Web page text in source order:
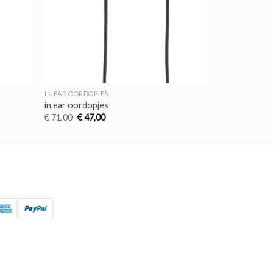
IN EAR OORDOPJES
in ear oordopjes
€71,00 Oorspronkelijke
€47,00Huidige